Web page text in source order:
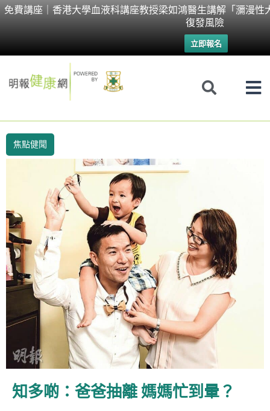
免費講座｜香港大學血液科講座教授梁如鴻醫生講解「瀰漫性
復發風險
立即報名
Skip
焦點健聞
知多啲：爸爸抽離 媽媽忙到暈？